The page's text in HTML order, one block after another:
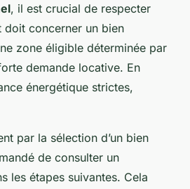
, il est crucial de respecter
doit concerner un bien
zone éligible déterminée par
demande locative. En
énergétique strictes,
par la sélection d’un bien
de consulter un
les étapes suivantes. Cela